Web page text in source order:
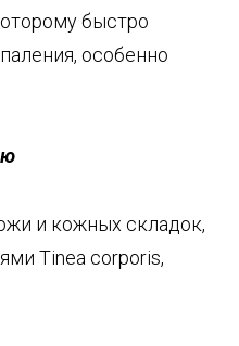
быстро
особенно
и кожных складок,
Tinea corporis,